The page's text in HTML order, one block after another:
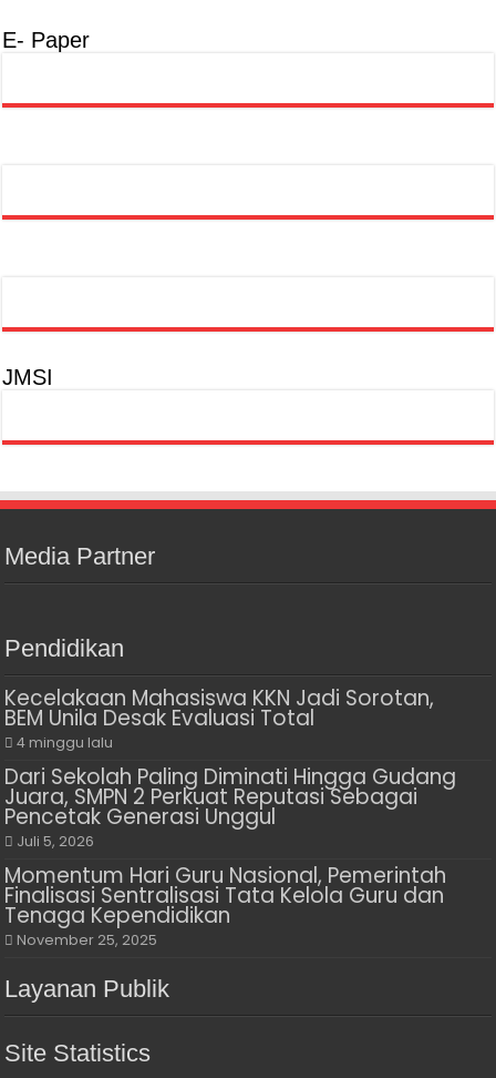
E- Paper
JMSI
Media Partner
Pendidikan
Kecelakaan Mahasiswa KKN Jadi Sorotan,
BEM Unila Desak Evaluasi Total
4 minggu lalu
Dari Sekolah Paling Diminati Hingga Gudang
Juara, SMPN 2 Perkuat Reputasi Sebagai
Pencetak Generasi Unggul
Juli 5, 2026
Momentum Hari Guru Nasional, Pemerintah
Finalisasi Sentralisasi Tata Kelola Guru dan
Tenaga Kependidikan
November 25, 2025
Layanan Publik
Site Statistics